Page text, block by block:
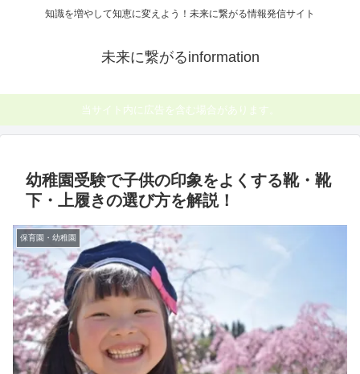
知識を増やして知恵に変えよう！未来に繋がる情報発信サイト
未来に繋がるinformation
当サイト内に広告を含む場合があります。
幼稚園受験で子供の印象をよくする靴・靴
下・上履きの選び方を解説！
保育園・幼稚園